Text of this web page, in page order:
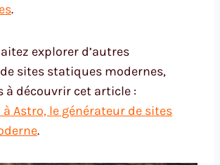
.
explorer d’autres
sites statiques modernes,
à découvrir cet article :
Astro, le générateur de sites
.